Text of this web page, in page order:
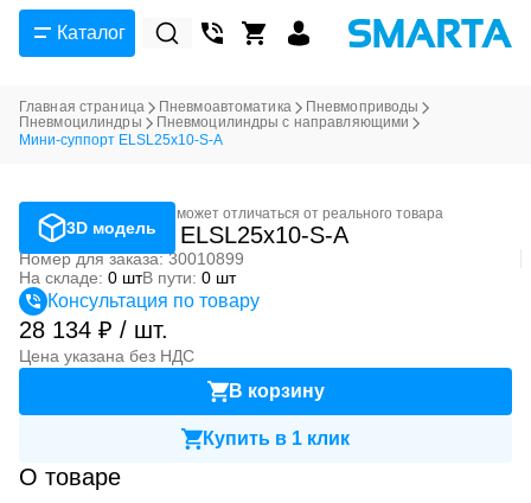
Каталог
Главная страница Пневмоавтоматика
Пневмоприводы
Пневмоцилиндры
Пневмоцилиндры с направляющими
Мини-суппорт ELSL25x10-S-A
3D модель
Фотография может отличаться от реального товара
Мини-суппорт ELSL25x10-S-A
Номер для заказа: 30010899
На складе: 0 штВ пути: 0 шт
Консультация по товару
28 134 ₽ / шт.
Цена указана без НДС
В корзину
Купить в 1 клик
О товаре